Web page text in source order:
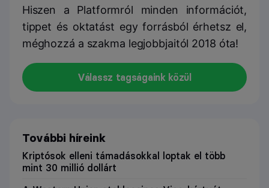
Hiszen a Platformról minden információt,
tippet és oktatást egy forrásból érhetsz el,
méghozzá a szakma legjobbjaitól 2018 óta!
Válassz tagságaink közül
További híreink
Kriptósok elleni támadásokkal loptak el több
mint 30 millió dollárt